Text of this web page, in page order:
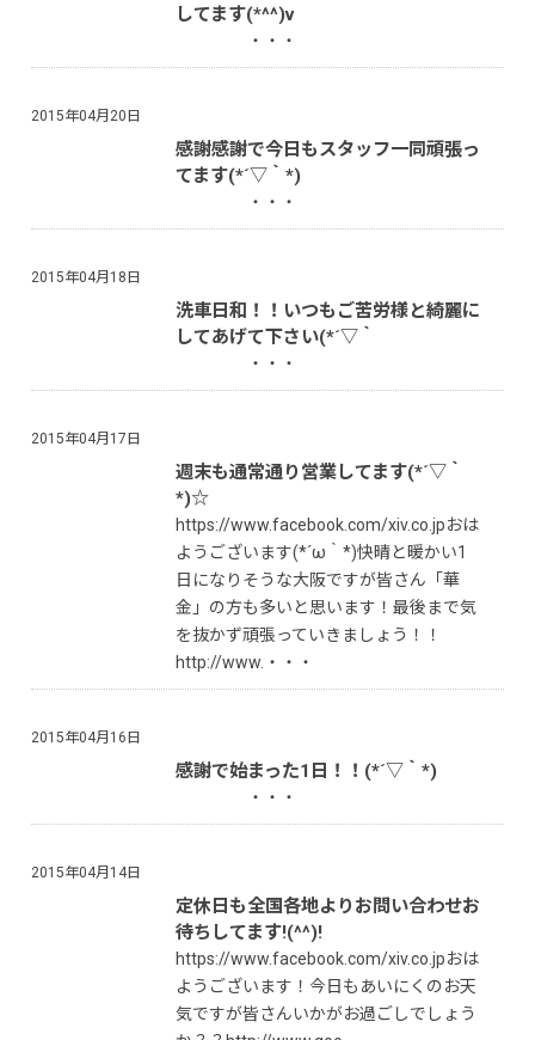
してます(*^^)v
・・・
感謝感謝で今日もスタッフ一同頑張っ
てます(*´▽｀*)
・・・
2015年04月20日
洗車日和！！いつもご苦労様と綺麗に
してあげて下さい(*´▽｀
・・・
2015年04月18日
週末も通常通り営業してます(*´▽｀
*)☆
https://www.facebook.com/xiv.co.jpおは
ようございます(*´ω｀*)快晴と暖かい1
日になりそうな大阪ですが皆さん「華
金」の方も多いと思います！最後まで気
を抜かず頑張っていきましょう！！
http://www.・・・
2015年04月17日
感謝で始まった1日！！(*´▽｀*)
・・・
2015年04月16日
定休日も全国各地よりお問い合わせお
待ちしてます!(^^)!
https://www.facebook.com/xiv.co.jpおは
ようございます！今日もあいにくのお天
気ですが皆さんいかがお過ごしでしょう
2015年04月14日